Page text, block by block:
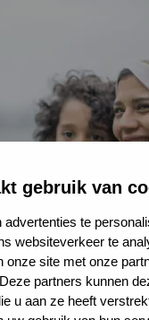
gebruik van
te
websiteverkeer te
onze site met onze
partners kunnen
u aan ze heeft